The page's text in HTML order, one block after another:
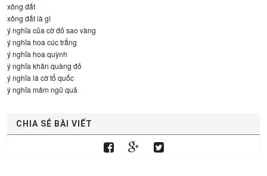
xông đất
xông đất là gì
ý nghĩa của cờ đỏ sao vàng
ý nghĩa hoa cúc trắng
ý nghĩa hoa quỳnh
ý nghĩa khăn quàng đỏ
ý nghĩa lá cờ tổ quốc
ý nghĩa mâm ngũ quả
CHIA SẺ BÀI VIẾT